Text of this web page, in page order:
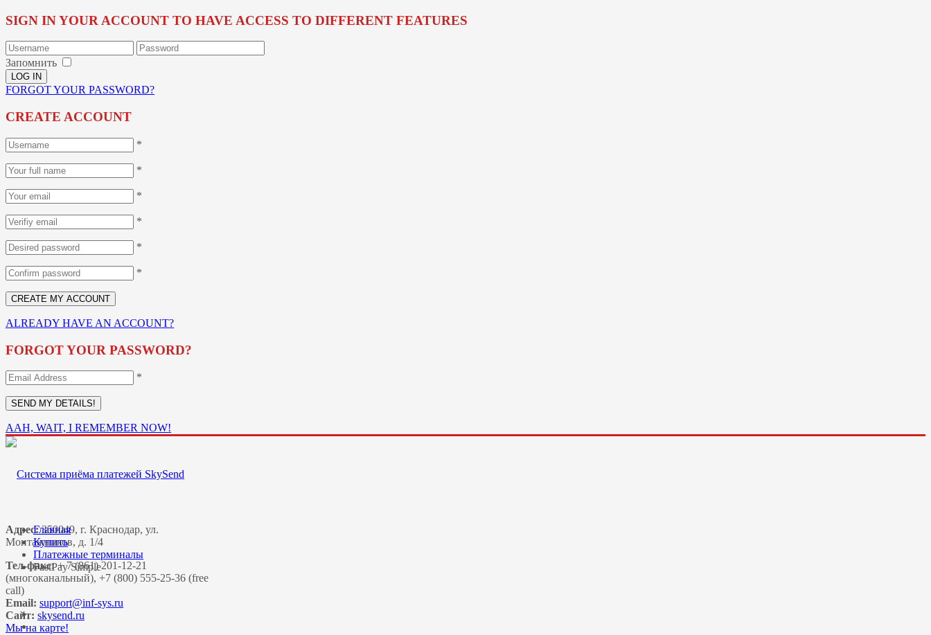
SIGN IN YOUR ACCOUNT TO HAVE ACCESS TO DIFFERENT FEATURES
Запомнить
FORGOT YOUR PASSWORD?
CREATE ACCOUNT
*
*
*
*
*
*
ALREADY HAVE AN ACCOUNT?
FORGOT YOUR PASSWORD?
*
AAH, WAIT, I REMEMBER NOW!
Адрес:350049, г. Краснодар, ул.
Монтажников, д. 1/4
Тел-факс:+ 7 (861) 201-12-21
(многоканальный), +7 (800) 555-25-36 (free
call)
Email:
Сайт: skysend.ru
Мы на карте!
Главная
Купить
Платежные терминалы
FastPay Simple